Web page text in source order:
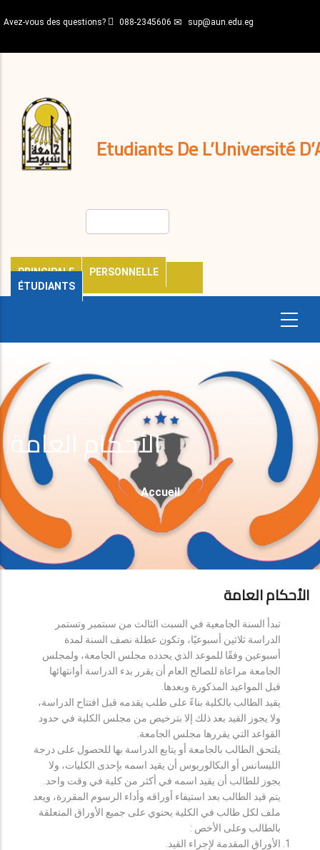
au
principal
Avez-vous des questions? 088-2345606 sup@aun.edu.eg
Etudiants De L’Université
PRINCIPALE
PERSONNELLE
ÉTUDIANTS
décisions
Expatriés
Journal
الأحكام العامة
Fil
D'Ariane
Accueil
الأحكام العامة
تبدأ السنة الجامعية في السبت الثالث من سبتمبر وتستمر
الدراسة ثلاثين أسبوعيًا، وتكون عطلة نصف السنة لمدة
أسبوعين وفقًا للموعد الذي يحدده مجلس الجامعة، ولمجلس
الجامعة مراعاة للصالح العام أن يقرر بدء الدراسة أوانتهائها
قبل المواعيد المذكورة وبعدها.
يقيد الطالب بالكلية بناءً على طلب يقدمه قبل افتتاح الدراسة،
ولا يجوز القيد بعد ذلك إلا بترخيص من مجلس الكلية في حدود
القواعد التي يقررها مجلس الجامعة.
يلتحق الطالب بالجامعة أو يتابع الدراسة بها للحصول على درجة
الليسانس أو البكالوريوس أن يقيد اسمه بإحدى الكليات، ولا
يجوز للطالب أن يقيد اسمه في أكثر من كلية في وقت واحد.
يتم قيد الطالب بعد استيفاء أوراقه وأداء الرسوم المقررة، ويعد
ملف لكل طالب في الكلية يحتوي على جميع الأوراق المتعلقة
بالطالب وعلى الأخص :
الأوراق المقدمة لإجراء القيد.